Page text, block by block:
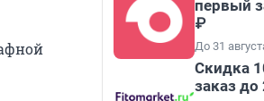
первый
₽
До 31
Скидка
заказ